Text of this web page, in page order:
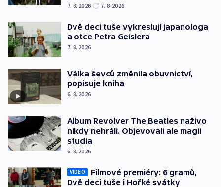
7. 8. 2026 7. 8. 2026
Dvě deci tuše vykreslují japanologa
a otce Petra Geislera
7. 8. 2026
Válka ševců změnila obuvnictví,
popisuje kniha
6. 8. 2026
Album Revolver The Beatles naživo
nikdy nehráli. Objevovali ale magii
studia
6. 8. 2026
VIDEO
Filmové premiéry: 6 gramů,
Dvě deci tuše i Hořké svátky